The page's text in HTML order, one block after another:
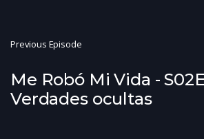
Previous Episode
Me Robó Mi Vida -
Verdades ocultas